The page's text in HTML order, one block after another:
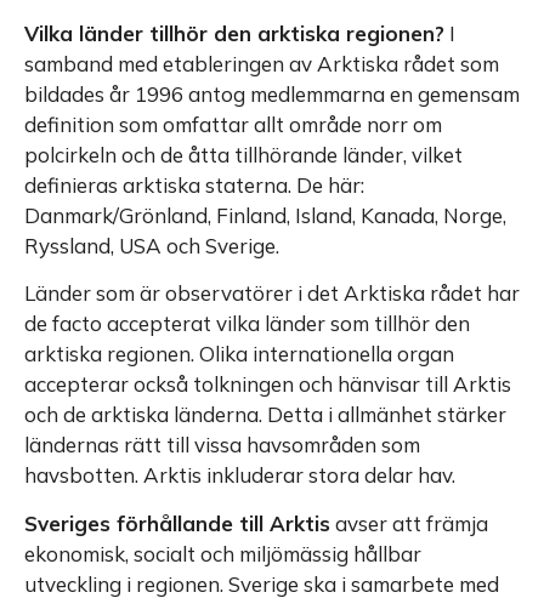
Vilka länder tillhör den arktiska regionen? I
samband med etableringen av Arktiska rådet som
bildades år 1996 antog medlemmarna en gemensam
definition som omfattar allt område norr om
polcirkeln och de åtta tillhörande länder, vilket
definieras arktiska staterna. De här:
Danmark/Grönland, Finland, Island, Kanada, Norge,
Ryssland, USA och Sverige.
Länder som är observatörer i det Arktiska rådet har
de facto accepterat vilka länder som tillhör den
arktiska regionen. Olika internationella organ
accepterar också tolkningen och hänvisar till Arktis
och de arktiska länderna. Detta i allmänhet stärker
ländernas rätt till vissa havsområden som
havsbotten. Arktis inkluderar stora delar hav.
Sveriges förhållande till Arktis avser att främja
ekonomisk, socialt och miljömässig hållbar
utveckling i regionen. Sverige ska i samarbete med